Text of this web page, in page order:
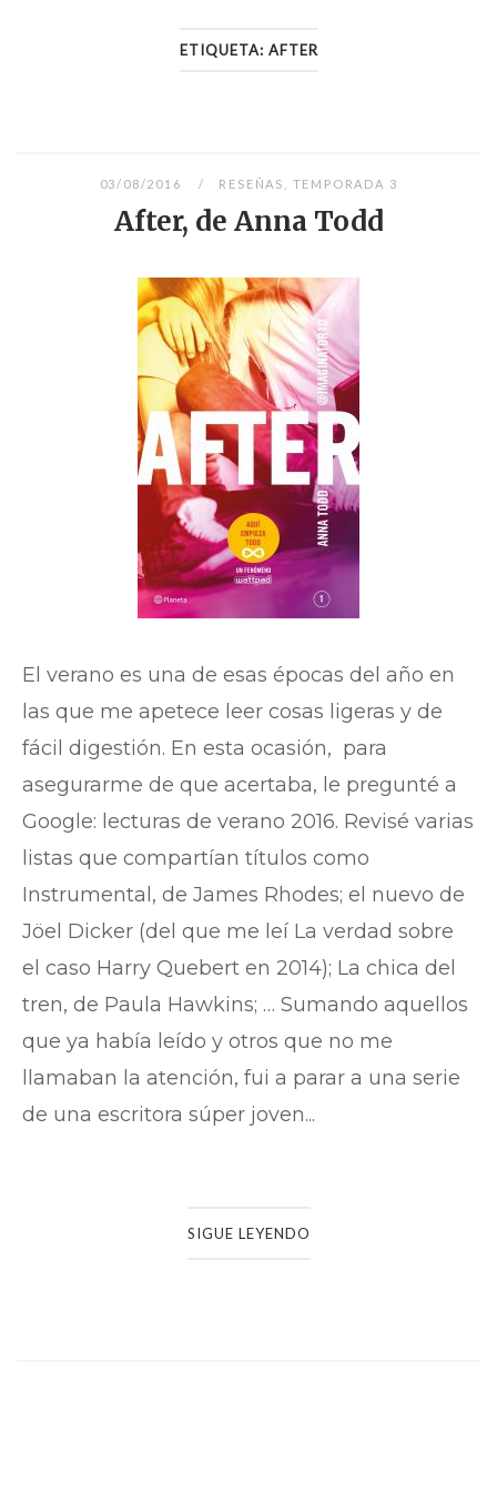
ETIQUETA: AFTER
03/08/2016 RESEÑAS TEMPORADA 3
After, de Anna Todd
El verano es una de esas épocas del año en
las que me apetece leer cosas ligeras y de
fácil digestión. En esta ocasión, para
asegurarme de que acertaba, le pregunté a
Google: lecturas de verano 2016. Revisé varias
listas que compartían títulos como
Instrumental, de James Rhodes; el nuevo de
Jöel Dicker (del que me leí La verdad sobre
el caso Harry Quebert en 2014); La chica del
tren, de Paula Hawkins; … Sumando aquellos
que ya había leído y otros que no me
llamaban la atención, fui a parar a una serie
de una escritora súper joven...
SIGUE LEYENDO